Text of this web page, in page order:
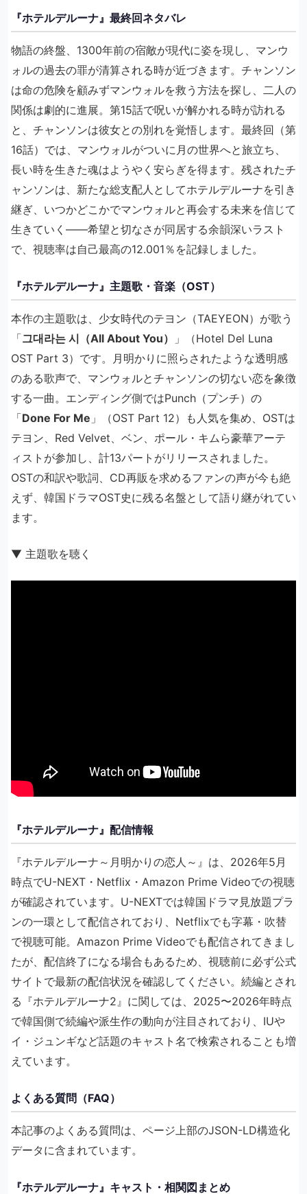
『ホテルデルーナ』最終回ネタバレ
物語の終盤、1300年前の宿敵が現代に姿を現し、マンウ
ォルの過去の罪が清算される時が近づきます。チャンソン
は命の危険を顧みずマンウォルを救う方法を探し、二人の
関係は劇的に進展。第15話で呪いが解かれる時が訪れる
と、チャンソンは彼女との別れを覚悟します。最終回（第
16話）では、マンウォルがついに月の世界へと旅立ち、
長い時を生きた魂はようやく安らぎを得ます。残されたチ
ャンソンは、新たな総支配人としてホテルデルーナを引き
継ぎ、いつかどこかでマンウォルと再会する未来を信じて
生きていく――希望と切なさが同居する余韻深いラスト
で、視聴率は自己最高の12.001％を記録しました。
『ホテルデルーナ』主題歌・音楽（OST）
本作の主題歌は、少女時代のテヨン（TAEYEON）が歌う
「그대라는 시（All About You）
」（Hotel Del Luna
OST Part 3）です。月明かりに照らされたような透明感
のある歌声で、マンウォルとチャンソンの切ない恋を象徴
する一曲。エンディング側ではPunch（プンチ）の
「Done For Me 」（OST Part 12）も人気を集め、OSTは
テヨン、Red Velvet、ベン、ポール・キムら豪華アーテ
ィストが参加し、計13パートがリリースされました。
OSTの和訳や歌詞、CD再販を求めるファンの声が今も絶
えず、韓国ドラマOST史に残る名盤として語り継がれてい
ます。
▼ 主題歌を聴く
『ホテルデルーナ』配信情報
『ホテルデルーナ～月明かりの恋人～』は、2026年5月
時点でU-NEXT・Netflix・Amazon Prime Videoでの視聴
が確認されています。U-NEXTでは韓国ドラマ見放題プラ
ンの一環として配信されており、Netflixでも字幕・吹替
で視聴可能。Amazon Prime Videoでも配信されてきまし
たが、配信終了になる場合もあるため、視聴前に必ず公式
サイトで最新の配信状況を確認してください。続編とされ
る『ホテルデルーナ2』に関しては、2025〜2026年時点
で韓国側で続編や派生作の動向が注目されており、IUや
イ・ジュンギなど話題のキャスト名で検索されることも増
えています。
よくある質問（FAQ）
本記事のよくある質問は、ページ上部のJSON-LD構造化
データに含まれています。
『ホテルデルーナ』キャスト・相関図まとめ